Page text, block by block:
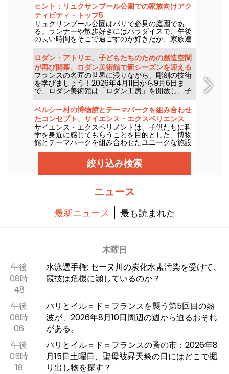
ヒント：リュクサンブール公園での家族向けアク
ティビティ・トップ5
リュクサンブール公園はパリで必見の庭園であ
る。ランナーや散歩好きにはパラダイスで、午後
の長い時間をそこで過ごすのが好きだが、家族連
れにも人気のスポットである。
ロダン・アトリエ、子どもたちのための創造空間
が再び開幕、ロダン美術館で新シーズンを迎える
フランスの名匠の世界に浸りながら、彫刻の技術
を学びましょう！2026年4月11日から9月6日ま
で、ロダン美術館は「ロダン工房」を開放し、子
どもたちに彫刻の面白さを伝えます。この2026年
シーズンの新しい見どころもお見逃しなく。
ベルシー村の博物館とテーマパークを組み合わせ
たコンセプト、サイエンス・エクスペリエンス
サイエンス・エクスペリメントは、子供たちに科
学を身近に感じてもらうことを目的とした、博物
館とテーマパークを組み合わせたユニークな施設
です。科学実験、バーチャル・リアリティ、ビデ
オ・マッピング......子どもたちが科学の内側から体
験することで、科学に興味を持ってもらうための
最新技術がすべて揃っている。
絞り込み検索
ニュース
最新ニュース 最も読まれた
木曜日
午後
08時
48
水泳選手権: セーヌ川の炭化水素汚染を受けて、
競技は危機に瀕しているのか？
午後
06時
06
パリとイル＝ド＝フランスを襲う第5回目の熱
波が、2026年8月10日周辺の週から迫るおそれ
がある。
午後
05時
18
パリとイル＝ド＝フランスの蚤の市：2026年8
月15日土曜日、聖母被昇天祭の日にはどこで掘
り出し物を探す？